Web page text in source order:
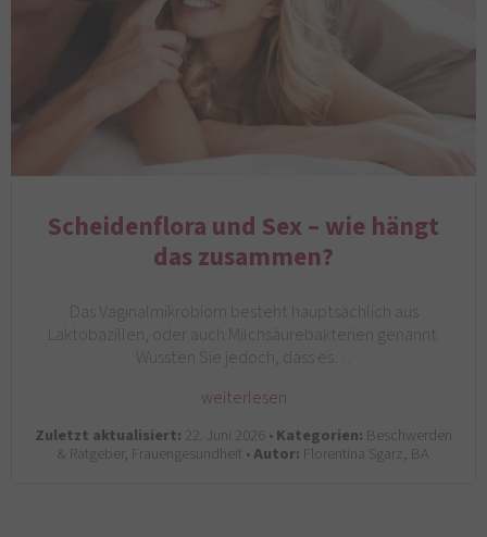
Scheidenflora und Sex – wie hängt
das zusammen?
Das Vaginalmikrobiom besteht hauptsächlich aus
Laktobazillen, oder auch Milchsäurebakterien genannt.
Wussten Sie jedoch, dass es…
weiterlesen
Zuletzt aktualisiert: 22. Juni 2026 •Kategorien: Beschwerden
& Ratgeber, Frauengesundheit •Autor: Florentina Sgarz, BA